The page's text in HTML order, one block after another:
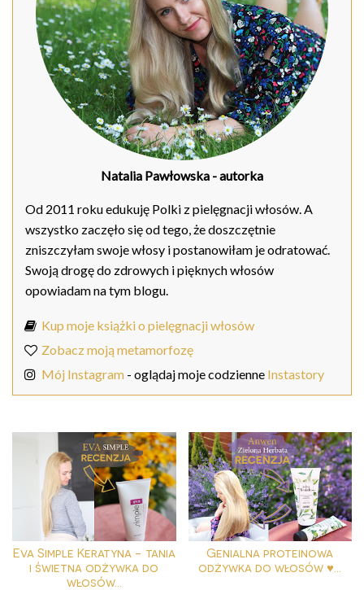
Natalia Pawłowska - autorka
Od 2011 roku edukuję Polki z pielęgnacji włosów. A
wszystko zaczęło się od tego, że doszczętnie
zniszczyłam swoje włosy i postanowiłam je odratować.
Swoją drogę do zdrowych i pięknych włosów
opowiadam na tym blogu.
Kup moje książki o pielęgnacji włosów
Zobacz moją metamorfozę
Mój Instagram - oglądaj moje codzienne Instastory
Eva Simple Keratyna - tania
i świetna odżywka do
włosów...
Genialna proteinowa
odżywka do włosów ♥...